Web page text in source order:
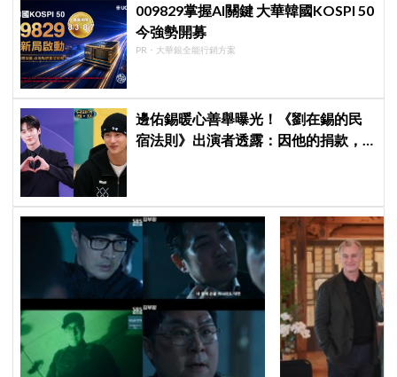
009829掌握AI關鍵 大華韓國KOSPI 50
今強勢開募
PR・大華銀全能行銷方案
邊佑錫暖心善舉曝光！《劉在錫的民
宿法則》出演者透露：因他的捐款，